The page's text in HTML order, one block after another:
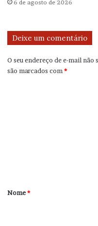
6 de agosto de 2026
Deixe um comentário
O seu endereço de e-mail não
são marcados com*
r
Nome*